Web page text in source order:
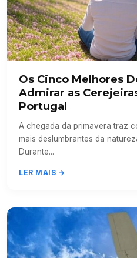
Os Cinco Melhores
Admirar as
Portugal
A chegada da primavera traz
mais deslumbrantes da
Durante...
LER MAIS →